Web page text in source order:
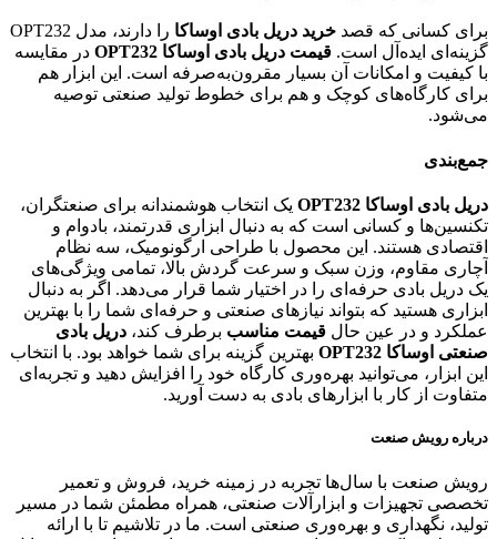
برای کسانی که قصد خرید دریل بادی اوساکا
را دارند، مدل OPT232
گزینه‌ای ایده‌آل است. قیمت دریل بادی اوساکا OPT232
در مقایسه
با کیفیت و امکانات آن بسیار مقرون‌به‌صرفه است. این ابزار هم
برای کارگاه‌های کوچک و هم برای خطوط تولید صنعتی توصیه
می‌شود.
جمع‌بندی
دریل بادی اوساکا OPT232
یک انتخاب هوشمندانه برای صنعتگران،
تکنسین‌ها و کسانی است که به دنبال ابزاری قدرتمند، بادوام و
اقتصادی هستند. این محصول با طراحی ارگونومیک، سه نظام
آچاری مقاوم، وزن سبک و سرعت گردش بالا، تمامی ویژگی‌های
یک دریل بادی حرفه‌ای را در اختیار شما قرار می‌دهد. اگر به دنبال
ابزاری هستید که بتواند نیازهای صنعتی و حرفه‌ای شما را با بهترین
عملکرد و در عین حال قیمت مناسب برطرف کند، دریل بادی
صنعتی اوساکا OPT232
بهترین گزینه برای شما خواهد بود. با انتخاب
این ابزار، می‌توانید بهره‌وری کارگاه خود را افزایش دهید و تجربه‌ای
متفاوت از کار با ابزارهای بادی به دست آورید.
درباره رویش صنعت
رویش صنعت با سال‌ها تجربه در زمینه خرید، فروش و تعمیر
تخصصی تجهیزات و ابزارآلات صنعتی، همراه مطمئن شما در مسیر
تولید، نگهداری و بهره‌وری صنعتی است. ما در تلاشیم تا با ارائه